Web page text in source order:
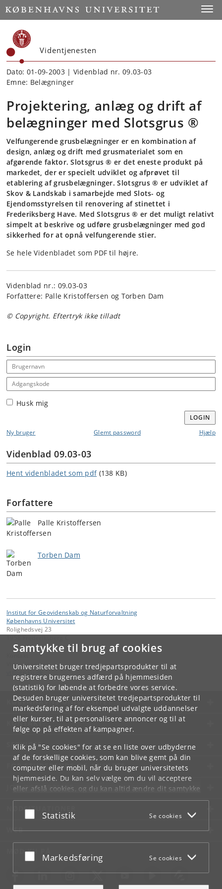
Samtykke til brug af cookies
Universitetet bruger tredjepartsprodukter til at
registrere brugernes adfærd på hjemmesiden
(statistik) for løbende at forbedre vores service.
Desuden bruger universitetet tredjepartsprodukter til
markedsføring af for eksempel udvalgte uddannelser
eller kurser, til at personalisere annoncer og til at
følge op på effekten af kampagner.
Klik på "Se cookies" for at se en liste over udbyderne
af de forskellige cookies, som kan blive gemt på din
computer eller mobil, når du bruger universitetets
hjemmeside. Du kan selv vælge om du vil acceptere
eller afslå cookies, og du kan altid ændre dit samtykke
underCookie- og privatlivspolitiksom du finder i
bunden af hver side.
Acceptér eller afslå
Statistik Se cookies
Acceptér eller afslå
Markedsføring Se cookies
Start
Videntjenesten
Dato: 01-09-2003 | Videnblad nr. 09.03-03
Emne: Belægninger
Projektering, anlæg og drift af
belægninger med Slotsgrus ®
Velfungerende grusbelægninger er en kombination af
design, anlæg og drift med grusmaterialet som en
afgørende faktor. Slotsgrus ® er det eneste produkt på
markedet, der er specielt udviklet og afprøvet til
etablering af grusbelægninger. Slotsgrus ® er udviklet af
Skov & Landskab i samarbejde med Slots- og
Ejendomsstyrelsen til renovering af stinettet i
Frederiksberg Have. Med Slotsgrus ® er det muligt relativt
simpelt at beskrive og udføre grusbelægninger med god
sikkerhed for at opnå velfungerende stier.
Se hele Videnbladet som PDF til højre.
Videnblad nr.: 09.03-03
Forfattere: Palle Kristoffersen og Torben Dam
© Copyright. Eftertryk ikke tilladt
Login
Email address
Adgangskode
Husk mig
LOGIN
Ny bruger
Glemt password Hjælp
Videnblad 09.03-03
Hent videnbladet som pdf (138 KB)
Forfattere
Palle Kristoffersen
Torben Dam
Institut for Geovidenskab og Naturforvaltning
Københavns Universitet
Rolighedsvej 23
Videntjenesten
KØBENHAVNS UNIVERSITET
KONTAKT
SERVICES
FOR STUDERENDE OG ANSATTE
JOB OG KARRIERE
NØDSITUATIONER
WEB
MØD KU PÅ